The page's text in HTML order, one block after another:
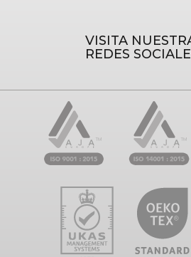
VISITA
REDES